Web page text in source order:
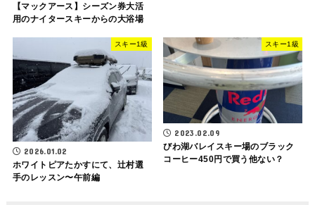
【マックアース】シーズン券大活
用のナイタースキーからの大浴場
スキー1級
2026.01.02
ホワイトピアたかすにて、辻村選
手のレッスン〜午前編
スキー1級
2023.02.09
びわ湖バレイスキー場のブラック
コーヒー450円で買う他ない？